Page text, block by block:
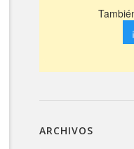
ARCHIVOS